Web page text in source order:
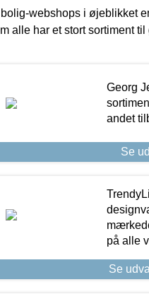
webshops i øjeblikket
alle har et stort sortiment til
Georg
andet
Se
på alle
Se